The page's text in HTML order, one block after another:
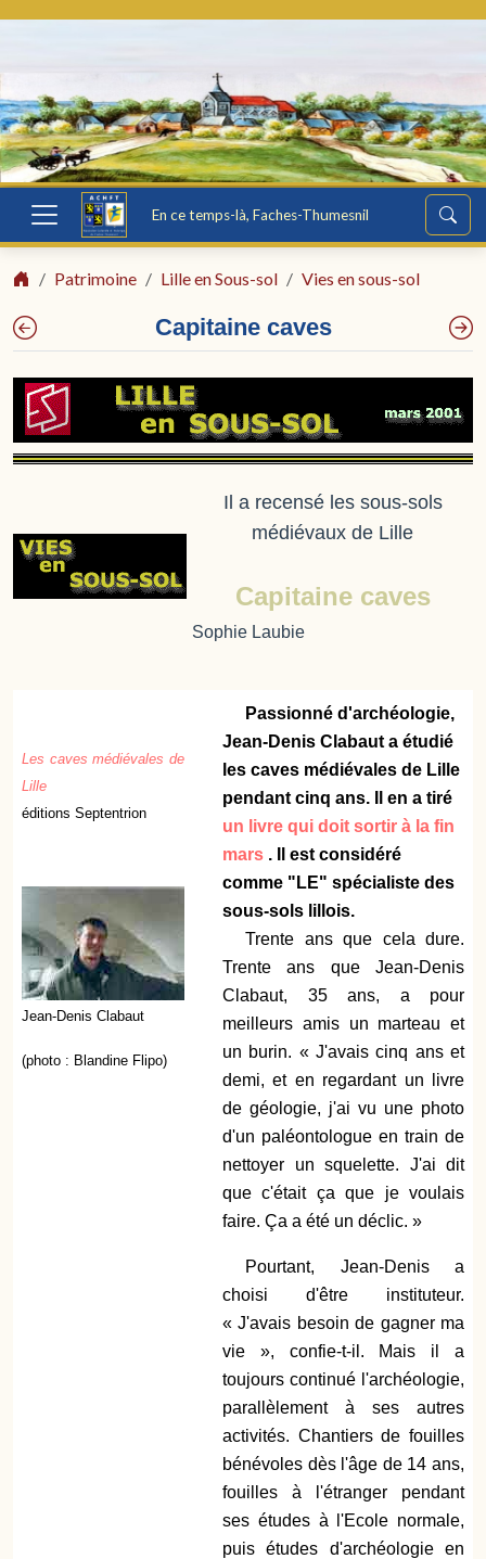
En ce temps-là, Faches-Thumesnil
Patrimoine Lille en Sous-sol Vies en sous-sol
Capitaine caves
Il a recensé les sous-sols
médiévaux de Lille
Capitaine caves
Sophie Laubie
Les caves médiévales de
Lille
éditions Septentrion
Jean-Denis Clabaut
(photo : Blandine Flipo)
Passionné d'archéologie,
Jean-Denis Clabaut a étudié
les caves médiévales de Lille
pendant cinq ans. Il en a tiré
un livre qui doit sortir à la fin
mars . Il est considéré
comme "LE" spécialiste des
sous-sols lillois.
Trente ans que cela dure.
Trente ans que Jean-Denis
Clabaut, 35 ans, a pour
meilleurs amis un marteau et
un burin. « J'avais cinq ans et
demi, et en regardant un livre
de géologie, j'ai vu une photo
d'un paléontologue en train de
nettoyer un squelette. J'ai dit
que c'était ça que je voulais
faire. Ça a été un déclic. »
Pourtant, Jean-Denis a
choisi d'être instituteur.
« J'avais besoin de gagner ma
vie », confie-t-il. Mais il a
toujours continué l'archéologie,
parallèlement à ses autres
activités. Chantiers de fouilles
bénévoles dès l'âge de 14 ans,
fouilles à l'étranger pendant
ses études à l'Ecole normale,
puis études d'archéologie en